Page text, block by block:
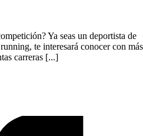
Ya seas un deportista de
te interesará conocer con más
carreras [...]